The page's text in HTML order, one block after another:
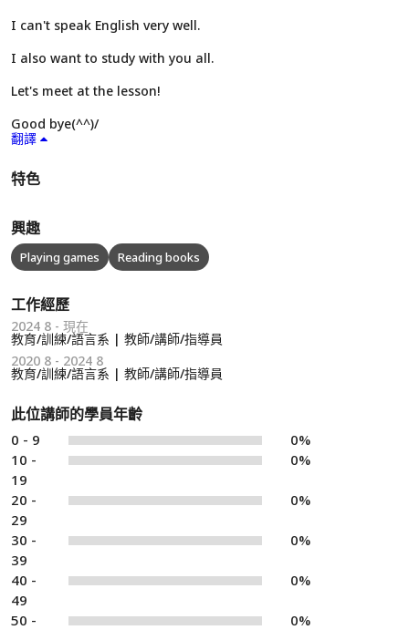
I can't speak English very well.
I also want to study with you all.
Let's meet at the lesson!
Good bye(^^)/
翻譯
特色
興趣
Playing games Reading books
工作經歷
2024 8 - 現在
教育/訓練/語言系 | 教師/講師/指導員
2020 8 - 2024 8
教育/訓練/語言系 | 教師/講師/指導員
此位講師的學員年齡
0 - 9
0%
10 -
19
0%
20 -
29
0%
30 -
39
0%
40 -
49
0%
50 -
0%